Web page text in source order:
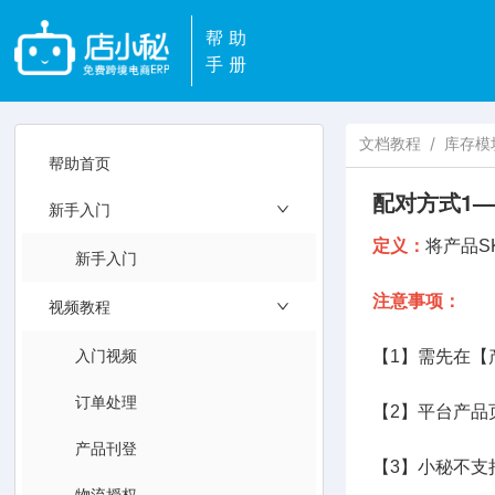
帮助
手册
帮助首页
新手入门
新手入门
视频教程
入门视频
订单处理
产品刊登
文档教程 / 库存模
配对方式1—
定义： 将产品
注意事项：
【1】需先在
【2】平台产
【3】小秘不